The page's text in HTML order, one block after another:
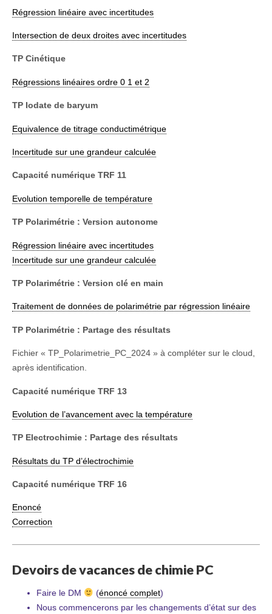
Régression linéaire avec incertitudes
Intersection de deux droites avec incertitudes
TP Cinétique
Régressions linéaires ordre 0 1 et 2
TP Iodate de baryum
Equivalence de titrage conductimétrique
Incertitude sur une grandeur calculée
Capacité numérique TRF 11
Evolution temporelle de température
TP Polarimétrie : Version autonome
Régression linéaire avec incertitudes
Incertitude sur une grandeur calculée
TP Polarimétrie : Version clé en main
Traitement de données de polarimétrie par régression linéaire
TP Polarimétrie : Partage des résultats
Fichier « TP_Polarimetrie_PC_2024 » à compléter sur le cloud,
après identification.
Capacité numérique TRF 13
Evolution de l’avancement avec la température
TP Electrochimie : Partage des résultats
Résultats du TP d’électrochimie
Capacité numérique TRF 16
Enoncé
Correction
Devoirs de vacances de chimie PC
Faire le DM (énoncé complet)
Nous commencerons par les changements d’état sur des